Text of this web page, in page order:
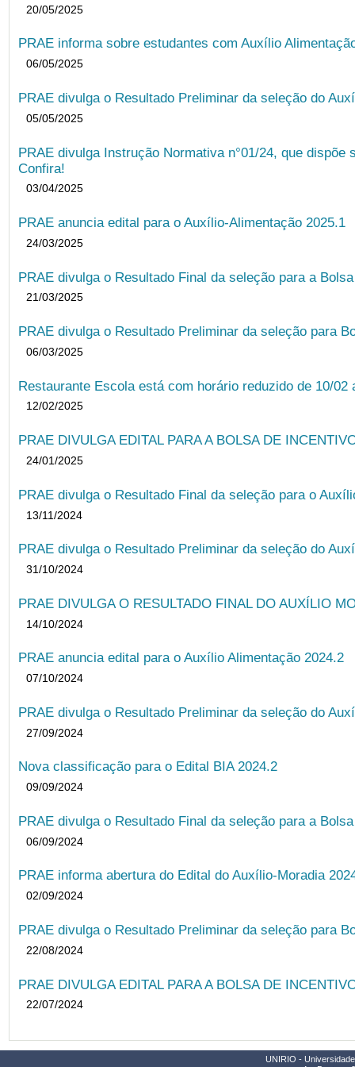
20/05/2025
PRAE informa sobre estudantes com Auxílio
06/05/2025
PRAE divulga o Resultado Preliminar da seleção do
05/05/2025
PRAE divulga Instrução Normativa n°01/24, que
Confira!
03/04/2025
PRAE anuncia edital para o Auxílio-Alimentação 2025.1
24/03/2025
PRAE divulga o Resultado Final da seleção para a
21/03/2025
PRAE divulga o Resultado Preliminar da seleção para
06/03/2025
Restaurante Escola está com horário reduzido de 10/
12/02/2025
PRAE DIVULGA EDITAL PARA A BOLSA DE
24/01/2025
PRAE divulga o Resultado Final da seleção para o
13/11/2024
PRAE divulga o Resultado Preliminar da seleção do
31/10/2024
PRAE DIVULGA O RESULTADO FINAL DO AUXÍLIO
14/10/2024
PRAE anuncia edital para o Auxílio Alimentação 2024.2
07/10/2024
PRAE divulga o Resultado Preliminar da seleção do
27/09/2024
Nova classificação para o Edital BIA 2024.2
09/09/2024
PRAE divulga o Resultado Final da seleção para a
06/09/2024
PRAE informa abertura do Edital do Auxílio-Moradia
02/09/2024
PRAE divulga o Resultado Preliminar da seleção para
22/08/2024
PRAE DIVULGA EDITAL PARA A BOLSA DE
22/07/2024
UNIRIO -